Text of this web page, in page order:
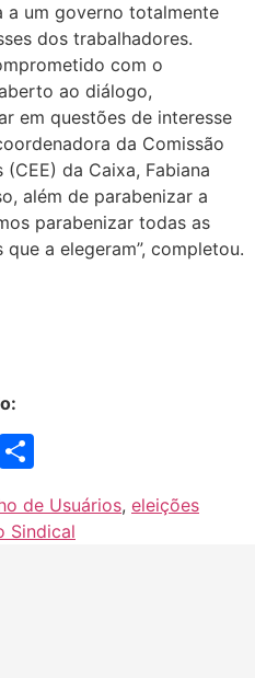
a um governo totalmente
dos trabalhadores.
com o
ao diálogo,
em questões de interesse
da Comissão
da Caixa, Fabiana
além de parabenizar a
parabenizar todas as
a elegeram”, completou.
Telegram
de Usuários, eleições
Sindical